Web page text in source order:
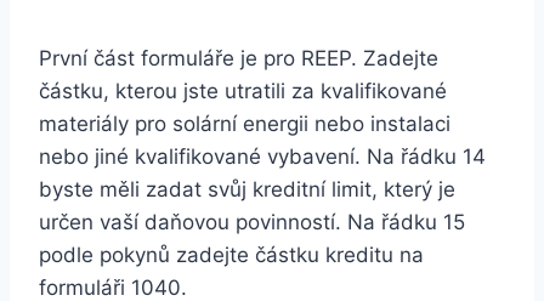
První část formuláře je pro REEP. Zadejte
částku, kterou jste utratili za kvalifikované
materiály pro solární energii nebo instalaci
nebo jiné kvalifikované vybavení. Na řádku 14
byste měli zadat svůj kreditní limit, který je
určen vaší daňovou povinností. Na řádku 15
podle pokynů zadejte částku kreditu na
formuláři 1040.